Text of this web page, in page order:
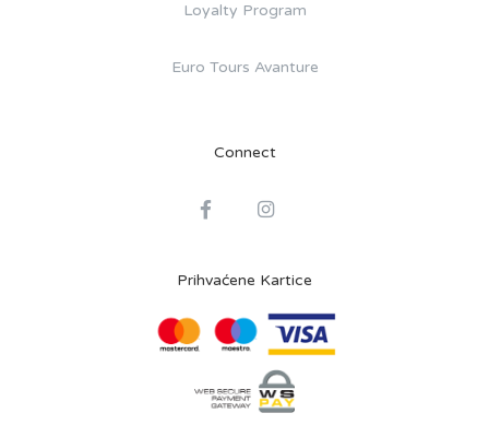
Loyalty Program
Euro Tours Avanture
Connect
Prihvaćene Kartice